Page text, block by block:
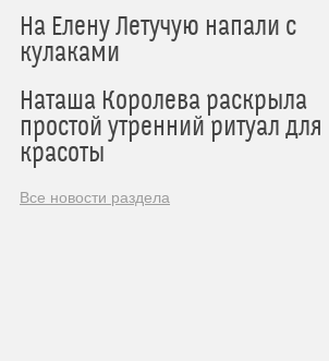
На Елену Летучую напали с
кулаками
Наташа Королева раскрыла
простой утренний ритуал для
красоты
Все новости раздела